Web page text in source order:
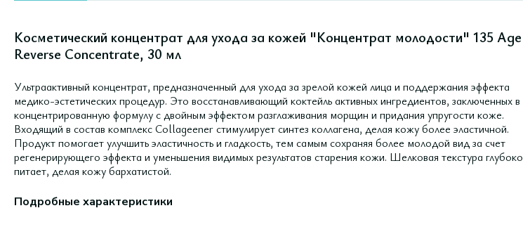
Косметический концентрат для ухода за кожей "Концентрат молодости" 135 Age
Reverse Concentrate, 30 мл
Ультраактивный концентрат, предназначенный для ухода за зрелой кожей лица и поддержания эффекта
медико-эстетических процедур. Это восстанавливающий коктейль активных ингредиентов, заключенных в
концентрированную формулу с двойным эффектом разглаживания морщин и придания упругости коже.
Входящий в состав комплекс Collageener стимулирует синтез коллагена, делая кожу более эластичной.
Продукт помогает улучшить эластичность и гладкость, тем самым сохраняя более молодой вид за счет
регенерирующего эффекта и уменьшения видимых результатов старения кожи. Шелковая текстура глубоко
питает, делая кожу бархатистой.
Подробные характеристики